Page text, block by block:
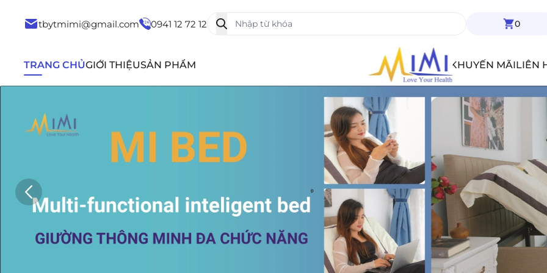
tbytmimi@gmail.com 0941 12 72 12 0
TRANG CHỦGIỚI THIỆUSẢN PHẨM TIN TỨC KHUYẾN MÃILIÊN